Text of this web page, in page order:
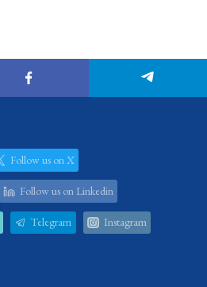
Follow us on X
Follow us on Linkedin
Telegram Instagram